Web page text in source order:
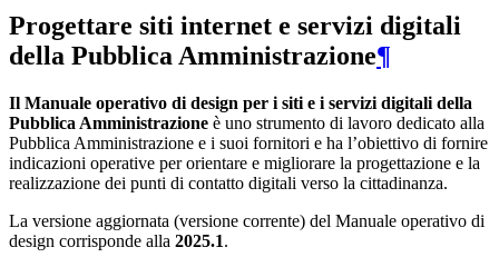
Progettare siti internet e servizi digitali
della Pubblica Amministrazione¶
Il Manuale operativo di design per i siti e i servizi digitali della
Pubblica Amministrazione è uno strumento di lavoro dedicato alla
Pubblica Amministrazione e i suoi fornitori e ha l’obiettivo di fornire
indicazioni operative per orientare e migliorare la progettazione e la
realizzazione dei punti di contatto digitali verso la cittadinanza.
La versione aggiornata (versione corrente) del Manuale operativo di
design corrisponde alla 2025.1.